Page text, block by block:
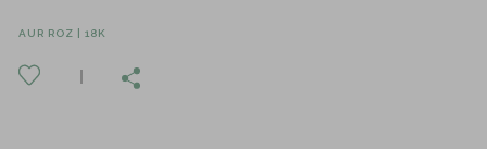
AUR ROZ | 18K